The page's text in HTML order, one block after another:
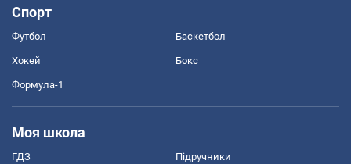
Спорт
Футбол Баскетбол
Хокей Бокс
Формула-1
Моя школа
ГДЗ Підручники